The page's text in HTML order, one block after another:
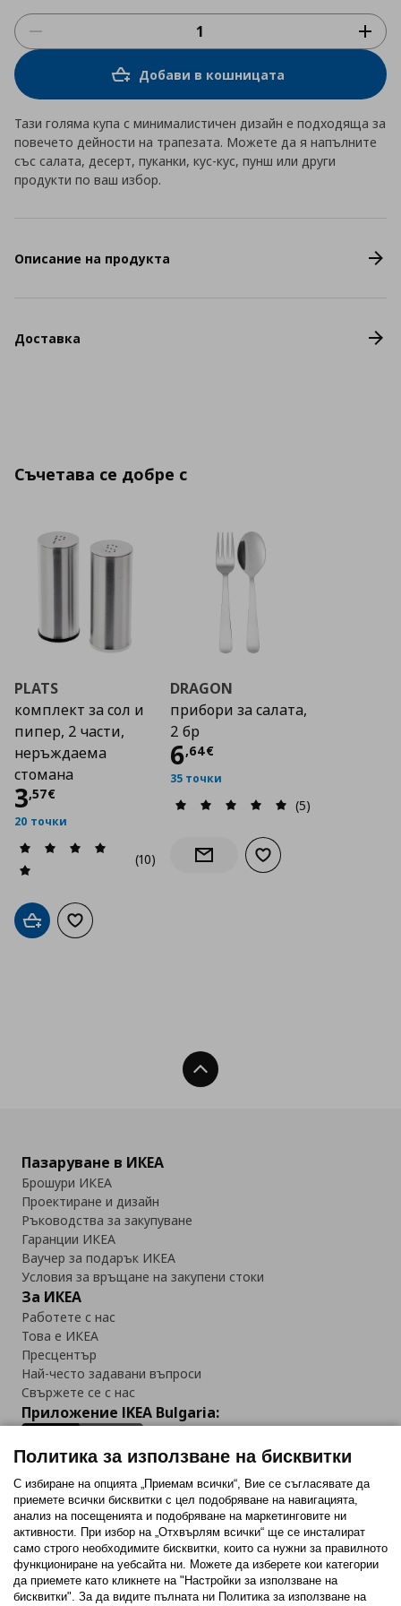
Добави в кошницата
Тази голяма купа с минималистичен дизайн е подходяща за
повечето дейности на трапезата. Можете да я напълните
със салата, десерт, пуканки, кус-кус, пунш или други
продукти по ваш избор.
Описание на продукта
Доставка
Съчетава се добре с
PLATS
комплект за сол и
пипер, 2 части,
неръждаема
стомана
3,57€
Цена
20 точки
(10)
Добави в кошницата
Добави към списъка с любими
DRAGON
прибори за салата,
2 бр
6,64€
Цена
35 точки
(5)
Информирай ме за наличност
Добави към списъка
Нагоре
Пазаруване в ИКЕА
Брошури ИКЕА
Проектиране и дизайн
Ръководства за закупуване
Гаранции ИКЕА
Ваучер за подарък ИКЕА
Условия за връщане на закупени стоки
За ИКЕА
Работете с нас
Това е ИКЕА
Пресцентър
Най-често задавани въпроси
Свържете се с нас
Приложение IKEA Bulgaria:
Последвайте ни:
FacebookTwitterYoutubePinterestInstagram
Политика за използване на бисквитки
С избиране на опцията „Приемам всички“, Вие се съгласявате да
приемете всички бисквитки с цел подобряване на навигацията,
анализ на посещенията и подобряване на маркетинговите ни
активности. При избор на „Отхвърлям всички“ ще се инсталират
само строго необходимитe бисквитки, които са нужни за правилното
функциониране на уебсайта ни. Можете да изберете кои категории
да приемете като кликнете на "Настройки за използване на
бисквитки". За да видите пълната ни Политика за използване на